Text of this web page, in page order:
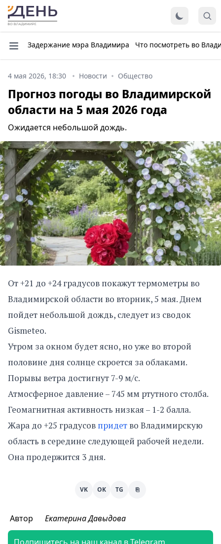
Задержание мэра Владимира Что посмотреть во
4 мая 2026, 18:30 Новости Общество
Прогноз погоды во Владимирской
области на 5 мая 2026 года
Ожидается небольшой дождь.
От +21 до +24 градусов покажут термометры во
Владимирской области во вторник, 5 мая. Днем
пойдет небольшой дождь, следует из сводок
Gismeteo.
Утром за окном будет ясно, но уже во второй
половине дня солнце скроется за облаками.
Порывы ветра достигнут 7-9 м/с.
Атмосферное давление – 745 мм ртутного столба.
Геомагнитная активность низкая – 1-2 балла.
Жара до +25 градусов придет во Владимирскую
область в середине следующей рабочей недели.
Она продержится 3 дня.
VK OK TG ⎘
Автор Екатерина Давыдова